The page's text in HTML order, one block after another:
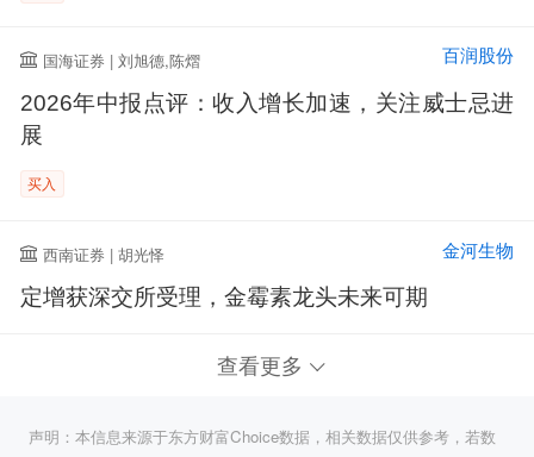
国海证券 | 刘旭德,陈熠 百润股份
2026年中报点评：收入增长加速，关注威士忌进
展
买入
西南证券 | 胡光怿 金河生物
定增获深交所受理，金霉素龙头未来可期
查看更多
声明：本信息来源于东方财富Choice数据，相关数据仅供参考，若数